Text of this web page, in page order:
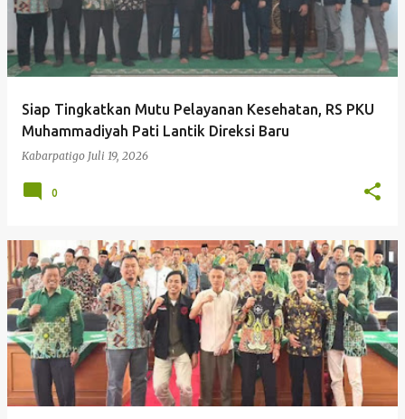
Siap Tingkatkan Mutu Pelayanan Kesehatan, RS PKU
Muhammadiyah Pati Lantik Direksi Baru
Kabarpatigo Juli 19, 2026
0